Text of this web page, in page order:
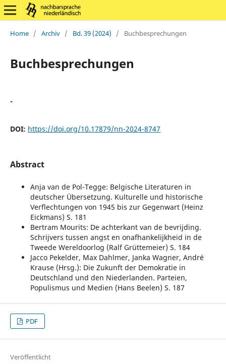
Home / Archiv / Bd. 39 (2024) / Buchbesprechungen
Buchbesprechungen
-
DOI: https://doi.org/10.17879/nn-2024-8747
Abstract
Anja van de Pol-Tegge: Belgische Literaturen in
deutscher Übersetzung. Kulturelle und historische
Verflechtungen von 1945 bis zur Gegenwart (Heinz
Eickmans) S. 181
Bertram Mourits: De achterkant van de bevrijding.
Schrijvers tussen angst en onafhankelijkheid in de
Tweede Wereldoorlog (Ralf Grüttemeier) S. 184
Jacco Pekelder, Max Dahlmer, Janka Wagner, André
Krause (Hrsg.): Die Zukunft der Demokratie in
Deutschland und den Niederlanden. Parteien,
Populismus und Medien (Hans Beelen) S. 187
PDF
Veröffentlicht